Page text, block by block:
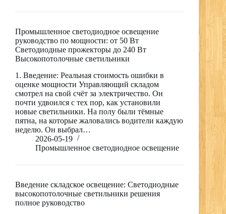
Промышленное светодиодное освещение
руководство по мощности: от 50 Вт
Светодиодные прожекторы до 240 Вт
Высокопотолочные светильники
1. Введение: Реальная стоимость ошибки в
оценке мощности Управляющий складом
смотрел на свой счёт за электричество. Он
почти удвоился с тех пор, как установили
новые светильники. На полу были тёмные
пятна, на которые жаловались водители каждую
неделю. Он выбрал…
2026-05-19
Промышленное светодиодное освещение
Введение складское освещение: Светодиодные
высокопотолочные светильники решения
полное руководство